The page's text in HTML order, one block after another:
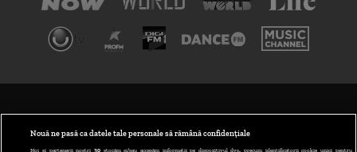
Nouă ne pasă ca datele tale personale să rămână confidențiale
Noi și partenerii noștri 30stocăm și/sau accesăm informații pe dispozitivul dvs., precum identificatorii cookie unici pentru